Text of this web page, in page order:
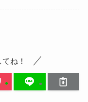
ね！